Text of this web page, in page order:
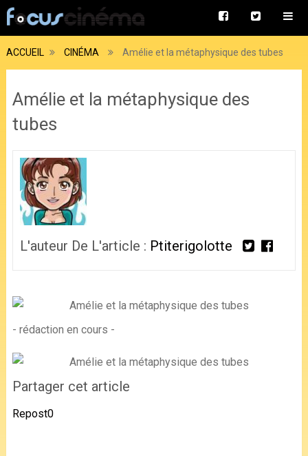
ACCUEIL CINÉMA Amélie et la métaphysique des tubes
Amélie et la métaphysique des
tubes
L'auteur De L'article : Ptiterigolotte
- rédaction en cours -
Partager cet article
Repost0